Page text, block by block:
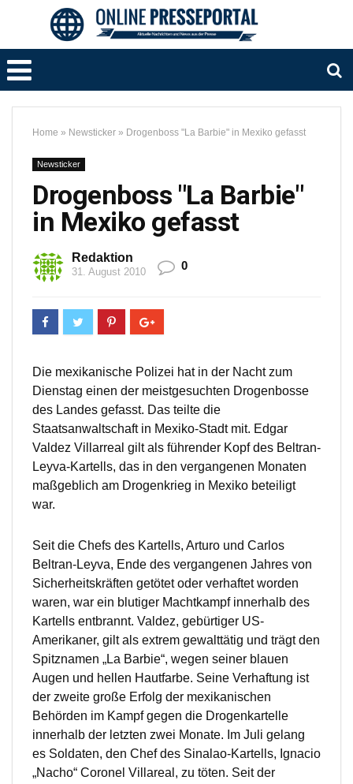
Home » Newsticker » Drogenboss "La Barbie" in Mexiko gefasst
Newsticker
Drogenboss "La Barbie"
in Mexiko gefasst
Redaktion
31. August 2010 0
Die mexikanische Polizei hat in der Nacht zum
Dienstag einen der meistgesuchten Drogenbosse
des Landes gefasst. Das teilte die
Staatsanwaltschaft in Mexiko-Stadt mit. Edgar
Valdez Villarreal gilt als führender Kopf des Beltran-
Leyva-Kartells, das in den vergangenen Monaten
maßgeblich am Drogenkrieg in Mexiko beteiligt
war.
Seit die Chefs des Kartells, Arturo und Carlos
Beltran-Leyva, Ende des vergangenen Jahres von
Sicherheitskräften getötet oder verhaftet worden
waren, war ein blutiger Machtkampf innerhalb des
Kartells entbrannt. Valdez, gebürtiger US-
Amerikaner, gilt als extrem gewalttätig und trägt den
Spitznamen „La Barbie“, wegen seiner blauen
Augen und hellen Hautfarbe. Seine Verhaftung ist
der zweite große Erfolg der mexikanischen
Behörden im Kampf gegen die Drogenkartelle
innerhalb der letzten zwei Monate. Im Juli gelang
es Soldaten, den Chef des Sinalao-Kartells, Ignacio
„Nacho“ Coronel Villareal, zu töten. Seit der